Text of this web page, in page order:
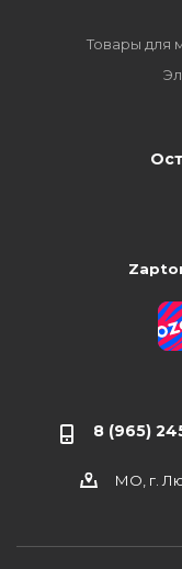
Товары для
8 (965)
МО, г.